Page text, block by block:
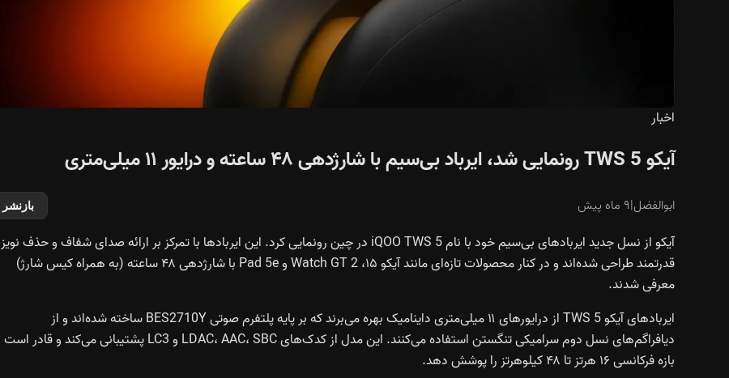
اخبار
آیکو TWS 5 رونمایی شد، ایرباد بی‌سیم با شارژدهی ۴۸ ساعته و درایور ۱۱ میلی‌متری
ابوالفضل|۹ ماه پیش بازنشر
آیکو از نسل جدید ایربادهای بی‌سیم خود با نام iQOO TWS 5 در چین رونمایی کرد. این ایربادها با تمرکز بر ارائه صدای شفاف و حذف نویز
قدرتمند طراحی شده‌اند و در کنار محصولات تازه‌ای مانندآیکو ۱۵ ، وPad 5e
با شارژدهی ۴۸ ساعته (به همراه کیس شارژ)
معرفی شدند.
ایربادهای آیکو TWS 5 از درایورهای ۱۱ میلی‌متری داینامیک بهره می‌برند که بر پایه پلتفرم صوتی BES2710Y ساخته شده‌اند و از
دیافراگم‌های نسل دوم سرامیکی تنگستن استفاده می‌کنند. این مدل از کدک‌های LDAC، AAC، SBC و LC3 پشتیبانی می‌کند و قادر است
بازه فرکانسی ۱۶ هرتز تا ۴۸ کیلوهرتز را پوشش دهد.